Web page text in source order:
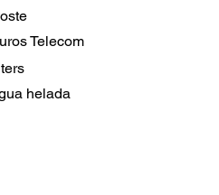
helada
Telecom